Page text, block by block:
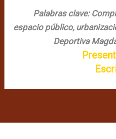
Palabras clave:
espaciopúblico,
Deportiva